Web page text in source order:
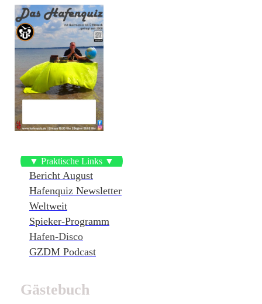
▼ Praktische Links ▼
Bericht August
Hafenquiz Newsletter
Weltweit
Spieker-Programm
Hafen-Disco
GZDM Podcast
Gästebuch